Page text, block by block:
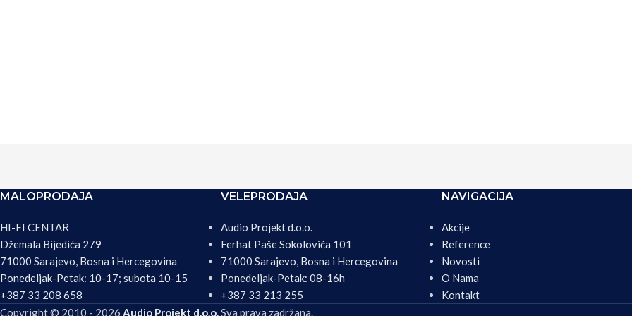
MALOPRODAJA
HI-FI CENTAR
Džemala Bijedića 279
71000 Sarajevo, Bosna i Hercegovina
Ponedeljak-Petak: 10-17; subota 10-15
+387 33 208 658
VELEPRODAJA
Audio Projekt d.o.o.
Ferhat Paše Sokolovića 101
71000 Sarajevo, Bosna i Hercegovina
Ponedeljak-Petak: 08-16h
+387 33 213 255
NAVIGACIJA
Akcije
Reference
Novosti
O Nama
Kontakt
Copyright © 2010 - 2026 Audio Projekt d.o.o.Sva prava zadržana.